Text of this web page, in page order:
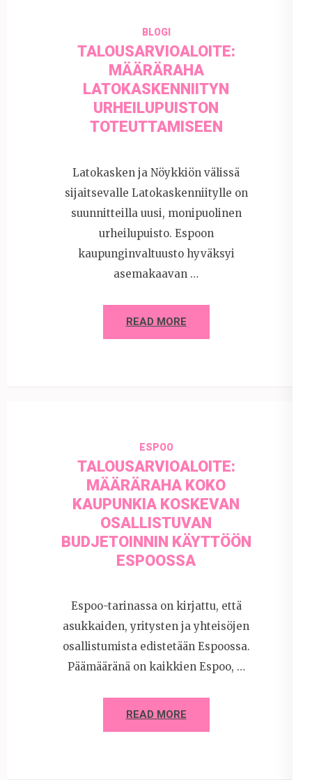
BLOGI
TALOUSARVIOALOITE:
MÄÄRÄRAHA
LATOKASKENNIITYN
URHEILUPUISTON
TOTEUTTAMISEEN
Latokasken ja Nöykkiön välissä
sijaitsevalle Latokaskenniitylle on
suunnitteilla uusi, monipuolinen
urheilupuisto. Espoon
kaupunginvaltuusto hyväksyi
asemakaavan …
READ MORE
ESPOO
TALOUSARVIOALOITE:
MÄÄRÄRAHA KOKO
KAUPUNKIA KOSKEVAN
OSALLISTUVAN
BUDJETOINNIN KÄYTTÖÖN
ESPOOSSA
Espoo-tarinassa on kirjattu, että
asukkaiden, yritysten ja yhteisöjen
osallistumista edistetään Espoossa.
Päämääränä on kaikkien Espoo, …
READ MORE